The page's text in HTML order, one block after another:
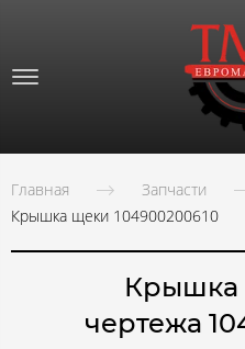
Главная Запчасти
Крышка щеки 104900200610
чертежа